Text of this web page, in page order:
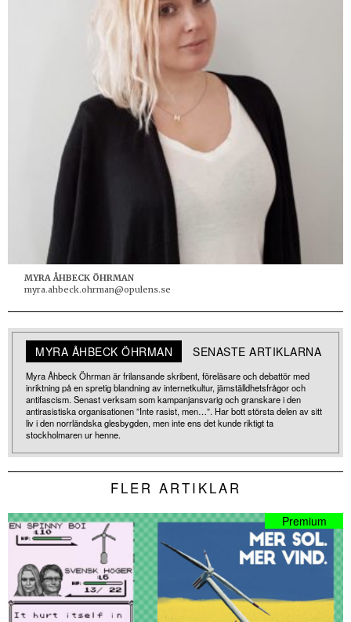
MYRA ÅHBECK ÖHRMAN
myra.ahbeck.ohrman@opulens.se
MYRA ÅHBECK ÖHRMAN SENASTE ARTIKLARNA
Myra Åhbeck Öhrman är frilansande skribent, föreläsare och debattör med
inriktning på en spretig blandning av internetkultur, jämställdhetsfrågor och
antifascism. Senast verksam som kampanjansvarig och granskare i den
antirasistiska organisationen ”Inte rasist, men…”. Har bott största delen av sitt
liv i den norrländska glesbygden, men inte ens det kunde riktigt ta
stockholmaren ur henne.
FLER ARTIKLAR